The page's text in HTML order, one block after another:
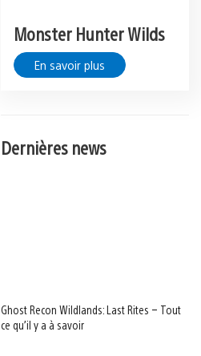
Monster Hunter Wilds
En savoir plus
Dernières news
Ghost Recon Wildlands: Last Rites – Tout
ce qu’il y a à savoir